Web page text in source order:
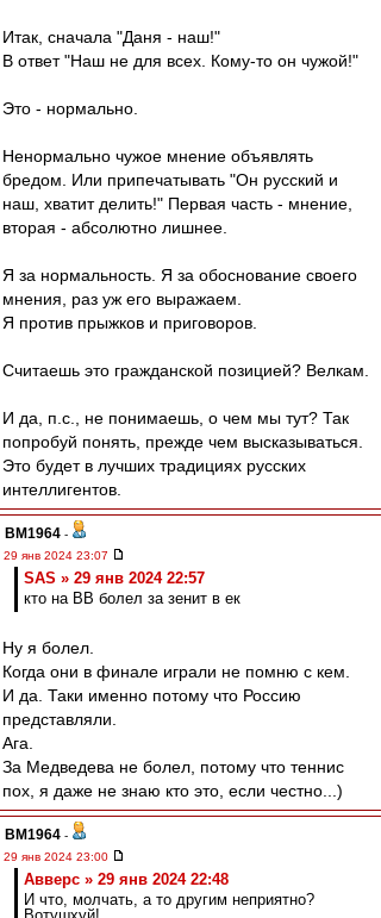
Итак, сначала "Даня - наш!"
В ответ "Наш не для всех. Кому-то он чужой!"
Это - нормально.
Ненормально чужое мнение объявлять
бредом. Или припечатывать "Он русский и
наш, хватит делить!" Первая часть - мнение,
вторая - абсолютно лишнее.
Я за нормальность. Я за обоснование своего
мнения, раз уж его выражаем.
Я против прыжков и приговоров.
Считаешь это гражданской позицией? Велкам.
И да, п.с., не понимаешь, о чем мы тут? Так
попробуй понять, прежде чем высказываться.
Это будет в лучших традициях русских
интеллигентов.
BM1964 -
29 янв 2024 23:07
SAS » 29 янв 2024 22:57
кто на ВВ болел за зенит в ек
Ну я болел.
Когда они в финале играли не помню с кем.
И да. Таки именно потому что Россию
представляли.
Ага.
За Медведева не болел, потому что теннис
пох, я даже не знаю кто это, если честно...)
BM1964 -
29 янв 2024 23:00
Авверс » 29 янв 2024 22:48
И что, молчать, а то другим неприятно?